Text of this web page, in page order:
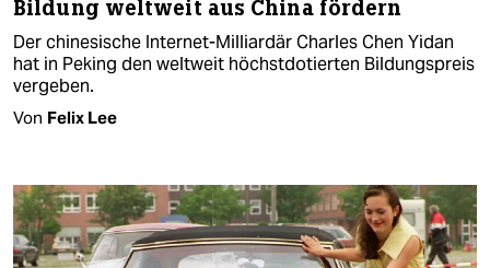
Bildung weltweit aus China fördern
Der chinesische Internet-Milliardär Charles Chen Yidan
hat in Peking den weltweit höchstdotierten Bildungspreis
vergeben.
Von Felix Lee